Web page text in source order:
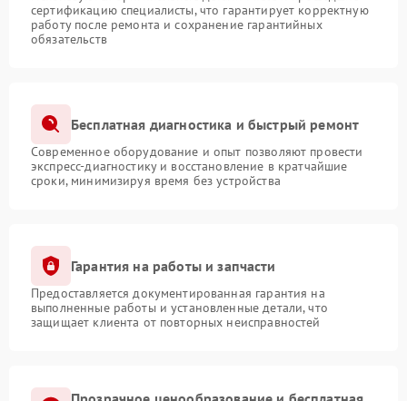
сертификацию специалисты, что гарантирует корректную
работу после ремонта и сохранение гарантийных
обязательств
Бесплатная диагностика и быстрый ремонт
Современное оборудование и опыт позволяют провести
экспресс-диагностику и восстановление в кратчайшие
сроки, минимизируя время без устройства
Гарантия на работы и запчасти
Предоставляется документированная гарантия на
выполненные работы и установленные детали, что
защищает клиента от повторных неисправностей